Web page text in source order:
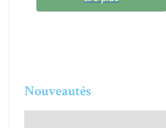
Nouveautés